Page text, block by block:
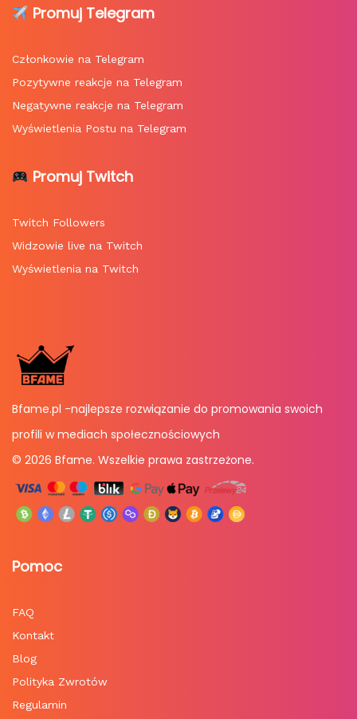
Promuj Telegram
Członkowie na Telegram
Pozytywne reakcje na Telegram
Negatywne reakcje na Telegram
Wyświetlenia Postu na Telegram
Promuj Twitch
Twitch Followers
Widzowie live na Twitch
Wyświetlenia na Twitch
Bfame.pl -najlepsze rozwiązanie do promowania swoich
profili w mediach społecznościowych
© 2026 Bfame. Wszelkie prawa zastrzeżone.
Pomoc
FAQ
Kontakt
Blog
Polityka Zwrotów
Regulamin